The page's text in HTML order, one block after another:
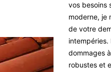
vos besoins
moderne, je
de votre
intempéries.
dommages
robustes et